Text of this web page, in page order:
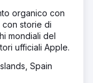
organico con
con storie di
mondiali del
ufficiali Apple.
Spain